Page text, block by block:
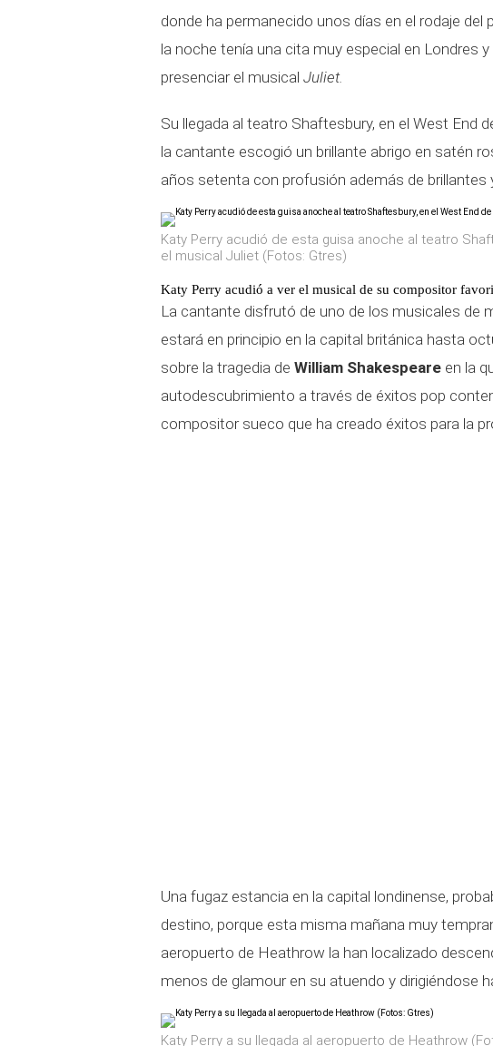
donde ha permanecido unos días en el rodaje del
la noche tenía una cita muy especial en Londres
presenciar el musical Juliet.
Su llegada al teatro Shaftesbury, en el West End
la cantante escogió un brillante abrigo en satén
años setenta con profusión además de brillantes
Katy Perry acudió de esta guisa anoche al teatro
el musical Juliet (Fotos: Gtres)
Katy Perry acudió a ver el musical de su compositor
La cantante disfrutó de uno de los musicales de
estará en principio en la capital británica hasta
sobre la tragedia de William Shakespeare en la
autodescubrimiento a través de éxitos pop
compositor sueco que ha creado éxitos para la
Una fugaz estancia en la capital londinense,
destino, porque esta misma mañana muy
aeropuerto de Heathrow la han localizado
menos de glamour en su atuendo y dirigiéndose
Katy Perry a su llegada al aeropuerto de Heathrow